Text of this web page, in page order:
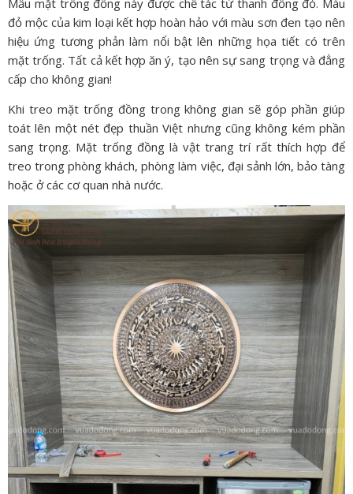
đỏ mộc của kim loại kết hợp hoàn hảo với màu sơn đen tạo nên
hiệu ứng tương phản làm nổi bật lên những họa tiết có trên
mặt trống. Tất cả kết hợp ăn ý, tạo nên sự sang trọng và đẳng
cấp cho không gian!
Khi treo mặt trống đồng trong không gian sẽ góp phần giúp
toát lên một nét đẹp thuần Việt nhưng cũng không kém phần
sang trọng. Mặt trống đồng là vật trang trí rất thích hợp để
treo trong phòng khách, phòng làm việc, đại sảnh lớn, bảo tàng
hoặc ở các cơ quan nhà nước.